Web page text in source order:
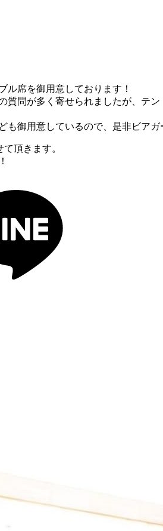
ル席を御用意しております！
質問が多く寄せられましたが、テ
御用意しているので、是非ビア
頂きます。